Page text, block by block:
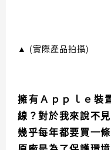
▲ (實際產品拍攝)
擁有Ａｐｐｌｅ裝
線？對於我來說不
幾乎每年都要買一